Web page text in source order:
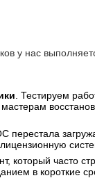
у нас
. Тестируем
перестала
который часто
в короткие